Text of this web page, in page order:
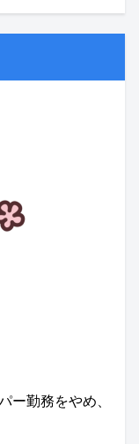
ー勤務をやめ、